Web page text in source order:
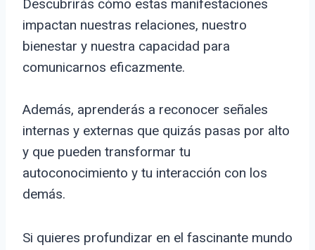
Descubrirás cómo estas manifestaciones
impactan nuestras relaciones, nuestro
bienestar y nuestra capacidad para
comunicarnos eficazmente.
Además, aprenderás a reconocer señales
internas y externas que quizás pasas por alto
y que pueden transformar tu
autoconocimiento y tu interacción con los
demás.
Si quieres profundizar en el fascinante mundo